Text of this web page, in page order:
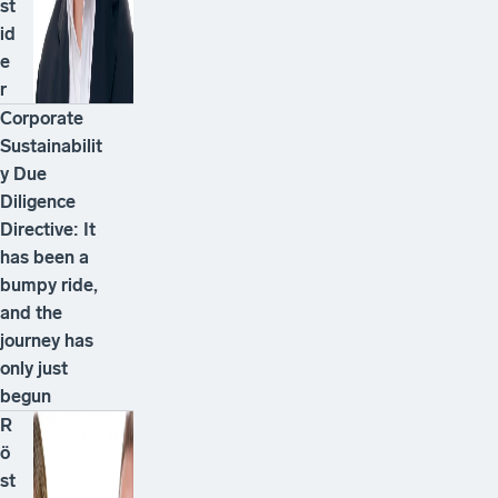
st
id
e
r
Corporate
Sustainabilit
y Due
Diligence
Directive: It
has been a
bumpy ride,
and the
journey has
only just
begun
R
ö
st